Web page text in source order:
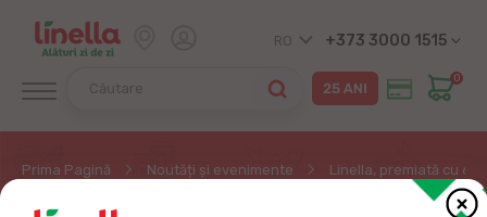
RO +373 3000 1515
0
Prima Pagină Noutăți și evenimente Linella, premiată cu 6